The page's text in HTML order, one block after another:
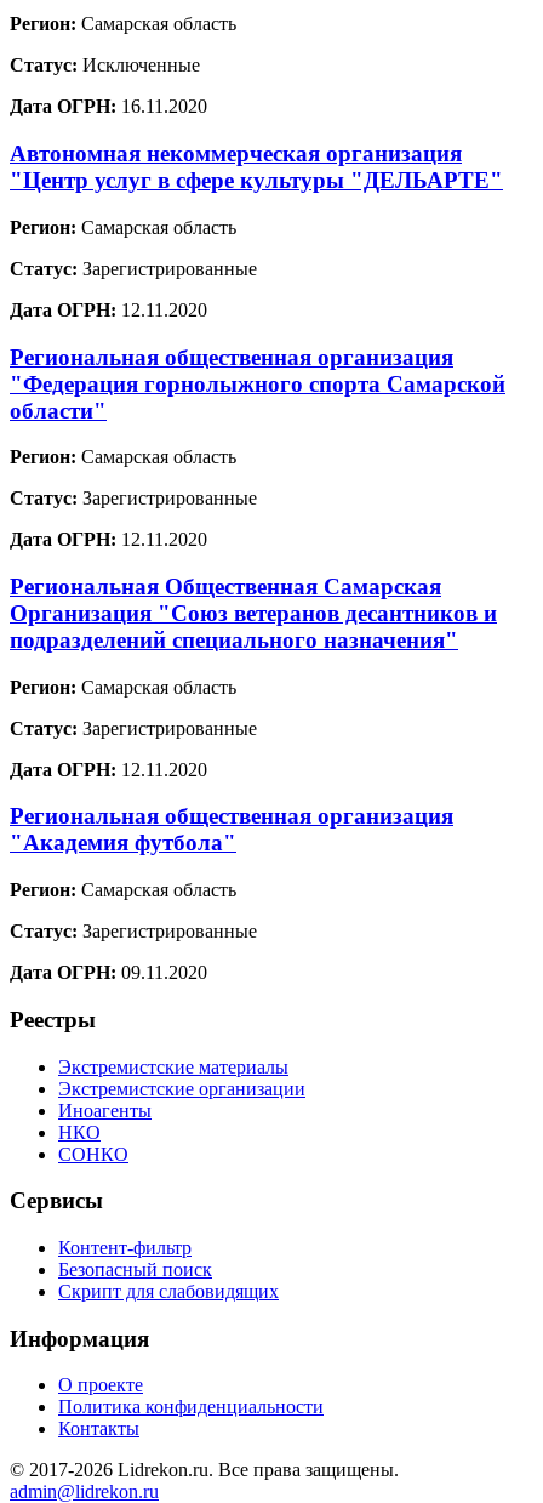
Регион: Самарская область
Статус: Исключенные
Дата ОГРН: 16.11.2020
Автономная некоммерческая организация
"Центр услуг в сфере культуры "ДЕЛЬАРТЕ"
Регион: Самарская область
Статус: Зарегистрированные
Дата ОГРН: 12.11.2020
Региональная общественная организация
"Федерация горнолыжного спорта Самарской
области"
Регион: Самарская область
Статус: Зарегистрированные
Дата ОГРН: 12.11.2020
Региональная Общественная Самарская
Организация "Союз ветеранов десантников и
подразделений специального назначения"
Регион: Самарская область
Статус: Зарегистрированные
Дата ОГРН: 12.11.2020
Региональная общественная организация
"Академия футбола"
Регион: Самарская область
Статус: Зарегистрированные
Дата ОГРН: 09.11.2020
Реестры
Экстремистские материалы
Экстремистские организации
Иноагенты
НКО
СОНКО
Сервисы
Контент-фильтр
Безопасный поиск
Скрипт для слабовидящих
Информация
О проекте
Политика конфиденциальности
Контакты
© 2017-2026 Lidrekon.ru. Все права защищены.
admin@lidrekon.ru